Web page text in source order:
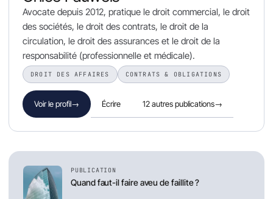
Avocate depuis 2012, pratique le droit commercial, le droit
des sociétés, le droit des contrats, le droit de la
circulation, le droit des assurances et le droit de la
responsabilité (professionnelle et médicale).
DROIT DES AFFAIRES CONTRATS & OBLIGATIONS
Voir le profil→ Écrire 12 autres publications→
PUBLICATION
Quand faut-il faire aveu de faillite ?